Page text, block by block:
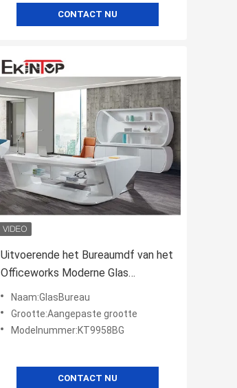
CONTACT NU
Uitvoerende het Bureaumdf van het
Officeworks Moderne Glas
Glanzende Verklaard
Oppervlaktesgs
Naam:GlasBureau
Grootte:Aangepaste grootte
Modelnummer:KT9958BG
CONTACT NU